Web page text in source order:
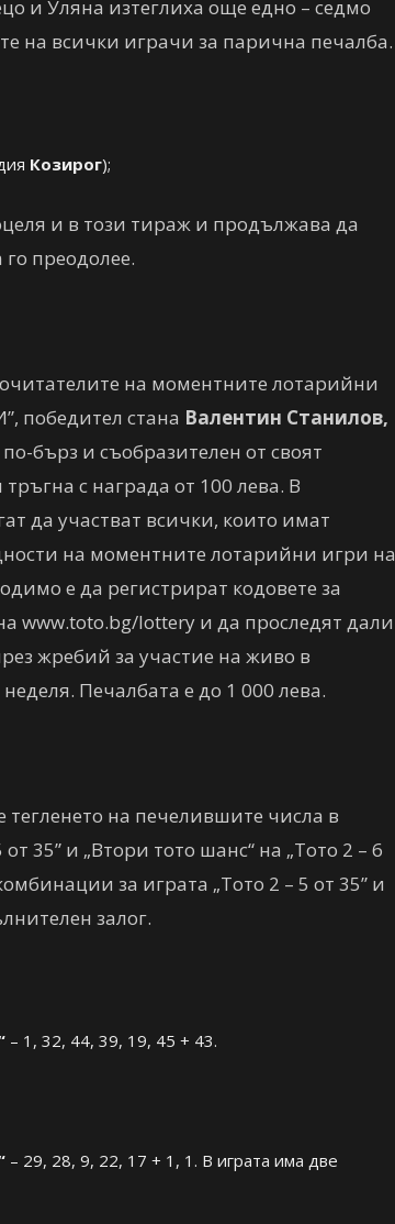
и Уляна изтеглиха още едно – седмо
на всички играчи за парична печалба.
Козирог);
и в този тираж и продължава да
преодолее.
на моментните лотарийни
победител стана Валентин Станилов,
бърз и съобразителен от своят
тръгна с награда от 100 лева. В
да участват всички, които имат
на моментните лотарийни игри на
е да регистрират кодовете за
www.toto.bg/lottery и да проследят дали
жребий за участие на живо в
Печалбата е до 1 000 лева.
тегленето на печелившите числа в
35” и „Втори тото шанс“ на „Тото 2 – 6
за играта „Тото 2 – 5 от 35” и
залог.
– 1, 32, 44, 39, 19, 45 + 43.
– 29, 28, 9, 22, 17 + 1, 1. В играта има две